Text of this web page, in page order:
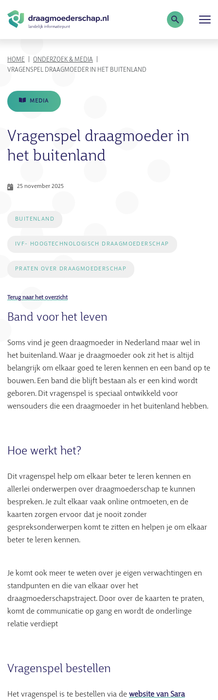
Zoekterm
KRUIMELPAD
HOME
ONDERZOEK & MEDIA
VRAGENSPEL DRAAGMOEDER IN HET BUITENLAND
MEDIA
Vragenspel draagmoeder in
het buitenland
25 november 2025
BUITENLAND
IVF- HOOGTECHNOLOGISCH DRAAGMOEDERSCHAP
PRATEN OVER DRAAGMOEDERSCHAP
Terug naar het overzicht
Band voor het leven
Soms vind je geen draagmoeder in Nederland maar wel in
het buitenland. Waar je draagmoeder ook zit het is altijd
belangrijk om elkaar goed te leren kennen en een band op te
bouwen. Een band die blijft bestaan als er een kind wordt
geboren. Dit vragenspel is speciaal ontwikkeld voor
wensouders die een draagmoeder in het buitenland hebben.
Hoe werkt het?
Dit vragenspel help om elkaar beter te leren kennen en
allerlei onderwerpen over draagmoederschap te kunnen
bespreken. Je zult elkaar vaak online ontmoeten, en de
kaarten zorgen ervoor dat je nooit zonder
gespreksonderwerpen komt te zitten en helpen je om elkaar
beter te leren kennen.
Je komt ook meer te weten over je eigen verwachtingen en
standpunten en die van elkaar over het
draagmoederschapstraject. Door over de kaarten te praten,
komt de communicatie op gang en wordt de onderlinge
relatie verdiept
Vragenspel bestellen
Het vragenspel is te bestellen via de website van Sara